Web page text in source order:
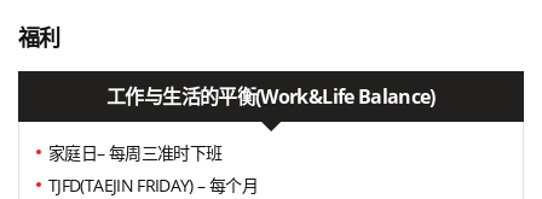
福利
工作与生活的平衡(Work&Life Balance)
家庭日– 每周三准时下班
TJFD(TAEJIN FRIDAY) – 每个月